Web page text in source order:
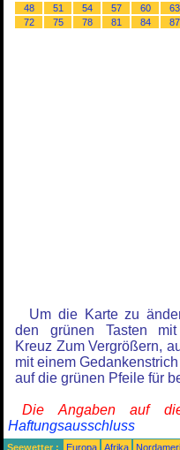
48
51 54 57 60 63
72
75 78 81 84 87
Um die Karte zu
den grünen Tasten
Kreuz Zum Vergrößern,
mit einem
auf die grünen Pfeile für
Die Angaben auf
Haftungsausschluss
Seewetter : Europa Afrika